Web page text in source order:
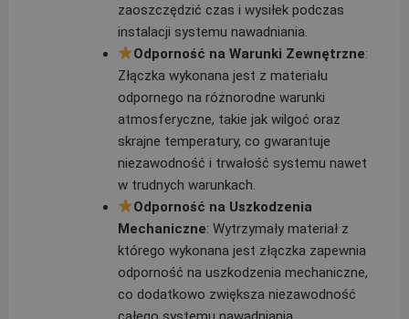
zaoszczędzić czas i wysiłek podczas
instalacji systemu nawadniania.
Odporność na Warunki Zewnętrzne:
Złączka wykonana jest z materiału
odpornego na różnorodne warunki
atmosferyczne, takie jak wilgoć oraz
skrajne temperatury, co gwarantuje
niezawodność i trwałość systemu nawet
w trudnych warunkach.
Odporność na Uszkodzenia
Mechaniczne: Wytrzymały materiał z
którego wykonana jest złączka zapewnia
odporność na uszkodzenia mechaniczne,
co dodatkowo zwiększa niezawodność